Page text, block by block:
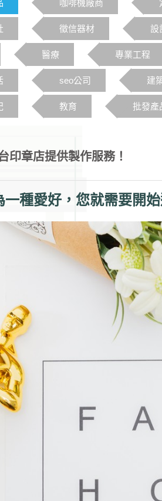
咖啡機廠商
徵信器材 設
醫療 專業工程
seo公司 建
教育 批發產
印章店提供製作服務！
種愛好，您就需要開